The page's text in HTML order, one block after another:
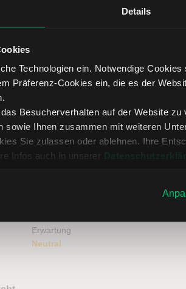
Details
Technologien ein. Notwendige
Präferenz-Cookies ein, die es der
Besucherverhalten auf der Website
sowie Ihnen zusammen mit weiteren
Sie zulassen oder ablehnen. Ihre
Infos auch in unserer
Erwartung
werden!
Erwartung
Neutral